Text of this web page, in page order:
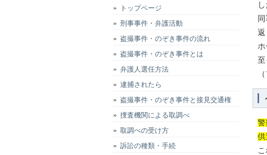
し
返
至
警
供
トップページ
刑事事件・弁護活動
盗撮事件・のぞき事件の流れ
盗撮事件・のぞき事件とは
弁護人選任方法
逮捕されたら
盗撮事件・のぞき事件と接見交通権
捜査機関による取調べ
取調べの受け方
訴訟の種類・手続